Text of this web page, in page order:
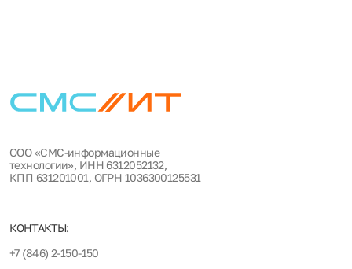
ООО «СМС-информационные
технологии», ИНН 6312052132,
КПП 631201001, ОГРН 1036300125531
КОНТАКТЫ:
+7 (846) 2-150-150